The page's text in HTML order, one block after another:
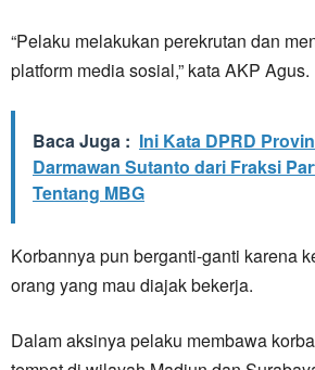
“Pelaku melakukan perekrutan dan
platform media sosial,” kata AKP Agus.
Baca Juga : Ini Kata DPRD
Darmawan Sutanto dari Fraksi
Tentang MBG
Korbannya pun berganti-ganti karena
orang yang mau diajak bekerja.
Dalam aksinya pelaku membawa